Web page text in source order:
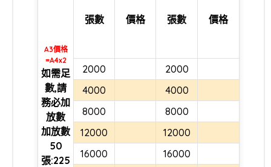
A3價格
=A4x2
如需足
數,請
務必加
放數
加放數
50
張:225
張數 價格 張數 價格
2000
2000
4000
4000
8000
8000
12000
12000
16000
16000